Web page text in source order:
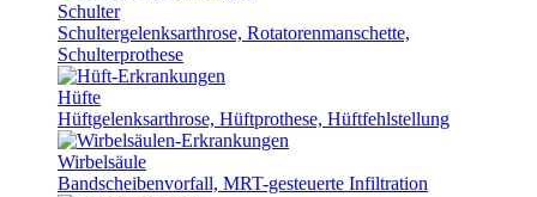
Schulter
Schultergelenksarthrose, Rotatorenmanschette,
Schulterprothese
Hüfte
Hüftgelenksarthrose, Hüftprothese, Hüftfehlstellung
Wirbelsäule
Bandscheibenvorfall, MRT-gesteuerte Infiltration